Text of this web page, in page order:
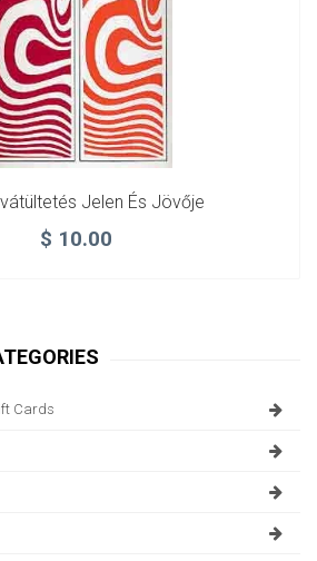
Jelen És Jövője
$ 10.00
Cards